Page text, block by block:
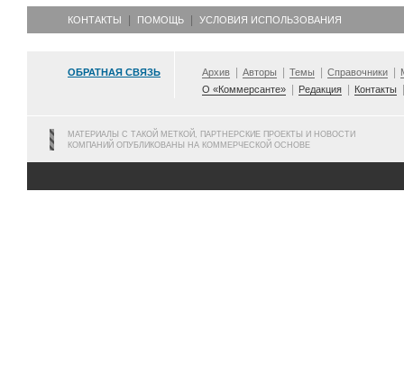
КОНТАКТЫ ПОМОЩЬ УСЛОВИЯ ИСПОЛЬЗОВАНИЯ
ОБРАТНАЯ СВЯЗЬ Архив Авторы Темы Справочники
О «Коммерсанте»
Редакция Контакты
МАТЕРИАЛЫ С ТАКОЙ МЕТКОЙ, ПАРТНЕРСКИЕ ПРОЕКТЫ И НОВОСТИ
КОМПАНИЙ ОПУБЛИКОВАНЫ НА КОММЕРЧЕСКОЙ ОСНОВЕ